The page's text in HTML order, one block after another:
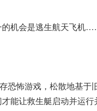
机会是逃生航天飞机
恐怖游戏，松散地基于
能让救生艇启动并运